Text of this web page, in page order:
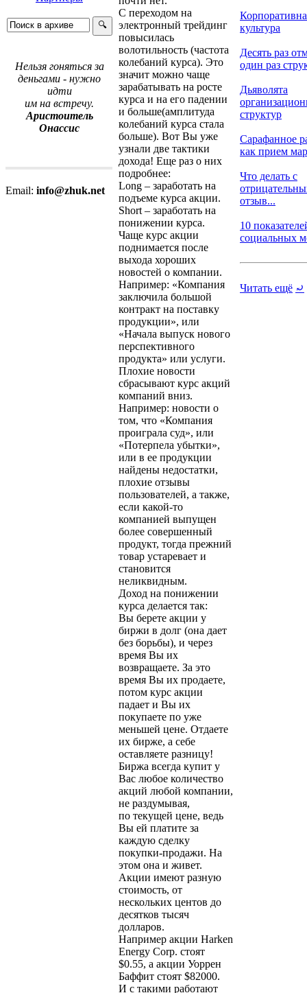
Нельзя гоняться за
деньгами - нужно
идти
им на встречу.
Аристоитель
Онассис
Email: info@zhuk.net
С переходом на
электронный трейдинг
повысилась
волотильность (частота
колебаний курса). Это
значит можно чаще
зарабатывать на росте
курса и на его падении
и больше(амплитуда
колебаний курса стала
больше). Вот Вы уже
узнали две тактики
дохода! Еще раз о них
подробнее:
Long – заработать на
подъеме курса акции.
Short – заработать на
понижении курса.
Чаще курс акции
поднимается после
выхода хороших
новостей о компании.
Например: «Компания
заключила большой
контракт на поставку
продукции», или
«Начала выпуск нового
перспективного
продукта» или услуги.
Плохие новости
сбрасывают курс акций
компаний вниз.
Например: новости о
том, что «Компания
проиграла суд», или
«Потерпела убытки»,
или в ее продукции
найдены недостатки,
плохие отзывы
пользователей, а также,
если какой-то
компанией выпущен
более совершенный
продукт, тогда прежний
товар устаревает и
становится
неликвидным.
Доход на понижении
курса делается так:
Вы берете акции у
биржи в долг (она дает
без борьбы), и через
время Вы их
возвращаете. За это
время Вы их продаете,
потом курс акции
падает и Вы их
покупаете по уже
меньшей цене. Отдаете
их бирже, а себе
оставляете разницу!
Биржа всегда купит у
Вас любое количество
акций любой компании,
не раздумывая,
по текущей цене, ведь
Вы ей платите за
каждую сделку
покупки-продажи. На
этом она и живет.
Акции имеют разную
стоимость, от
нескольких центов до
десятков тысяч
долларов.
Например акции Harken
Energy Corp. стоят
$0.55, а акции Уоррен
Баффит стоят $82000.
И с такими работают
культура
Десять раз
один раз
Дьяволята
структур
Сарафанное
как прием
Что делать с
отзыв...
10
социальных
Читать ещё ⤾